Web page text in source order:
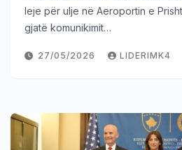
leje për ulje në Aeroportin e
gjatë komunikimit…
27/05/2026 LIDERIMK4